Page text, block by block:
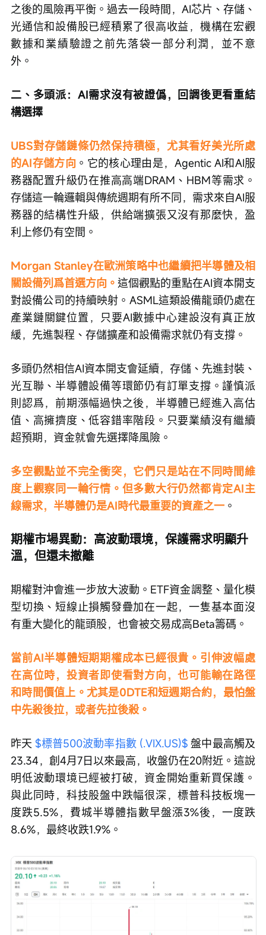
之後的風險再平衡。過去一段時間，AI芯片、存儲、
光通信和設備股已經積累了很高收益，機構在宏觀
數據和業績驗證之前先落袋一部分利潤，並不意
外。
二、多頭派：AI需求沒有被證僞，回調後更看重結
構選擇
UBS對存儲鏈條仍然保持積極，尤其看好美光所處
的AI存儲方向 。它的核心理由是，Agentic AI和AI服
務器配置升級仍在推高高端DRAM、HBM等需求。
存儲這一輪邏輯與傳統週期有所不同，需求來自AI服
務器的結構性升級，供給端擴張又沒有那麼快，盈
利上修仍有空間。
Morgan Stanley在歐洲策略中也繼續把半導體及相
關設備列爲首選方向。 這個觀點的重點在AI資本開支
對設備公司的持續映射。ASML這類設備龍頭仍處在
產業鏈關鍵位置，只要AI數據中心建設沒有真正放
緩，先進製程、存儲擴產和設備需求就仍有支撐。
多頭仍然相信AI資本開支會延續，存儲、先進封裝、
光互聯、半導體設備等環節仍有訂單支撐。謹慎派
則認爲，前期漲幅過快之後，半導體已經進入高估
值、高擁擠度、低容錯率階段。只要業績沒有繼續
超預期，資金就會先選擇降風險。
多空觀點並不完全衝突，它們只是站在不同時間維
度上觀察同一輪行情。但多數大行仍然都肯定AI主
線需求，半導體仍是AI時代最重要的資產之一 。
期權市場異動：高波動環境，保護需求明顯升
溫，但還未撤離
期權對沖會進一步放大波動。ETF資金調整、量化模
型切換、短線止損觸發疊加在一起，一隻基本面沒
有重大變化的龍頭股，也會被交易成高Beta籌碼。
當前AI半導體短期期權成本已經很貴。引伸波幅處
在高位時，投資者即使看對方向，也可能輸在路徑
和時間價值上。尤其是0DTE和短週期合約，最怕盤
中先殺後拉，或者先拉後殺。
昨天 $標普500波動率指數 (.VIX.US)$ 盤中最高觸及
23.34，創4月7日以來最高，收盤仍在20附近。這說
明低波動環境已經被打破，資金開始重新買保護。
與此同時，科技股盤中跌幅很深，標普科技板塊一
度跌5.5%，費城半導體指數早盤漲3%後，一度跌
8.6%，最終收跌1.9%。